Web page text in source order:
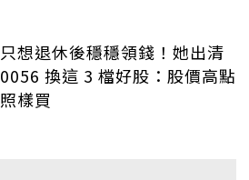
只想退休後穩穩領錢！她出清
0056 換這 3 檔好股：股價高點
照樣買